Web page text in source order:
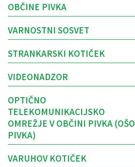
OBČINE PIVKA
VARNOSTNI SOSVET
STRANKARSKI KOTIČEK
VIDEONADZOR
OPTIČNO
TELEKOMUNIKACIJSKO
OMREŽJE V OBČINI PIVKA (OŠO
PIVKA)
VARUHOV KOTIČEK